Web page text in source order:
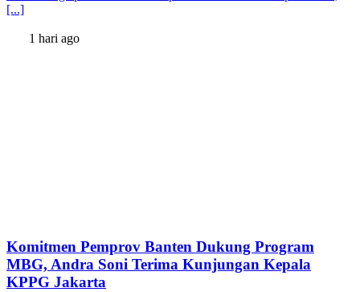
[...]
1 hari ago
Komitmen Pemprov Banten Dukung Program
MBG, Andra Soni Terima Kunjungan Kepala
KPPG Jakarta